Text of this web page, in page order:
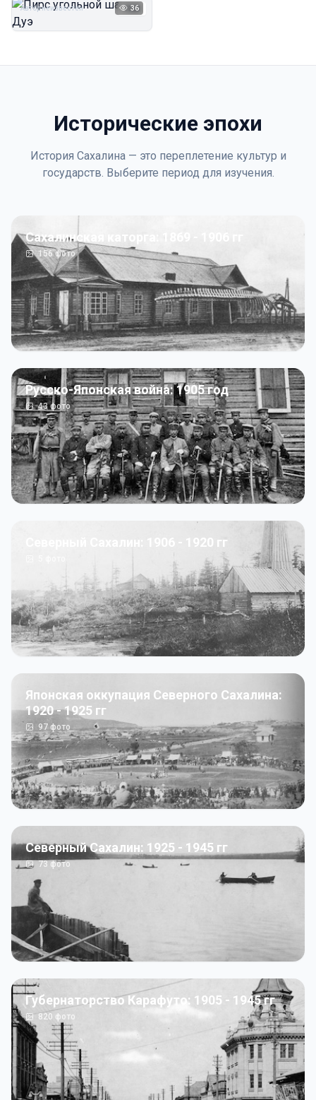
1923
Автор неизвестен 36
Исторические эпохи
История Сахалина — это переплетение культур и
государств. Выберите период для изучения.
Сахалинская каторга: 1869 - 1906 гг
156фото
Русско-Японская война: 1905 год
43фото
Северный Сахалин: 1906 - 1920 гг
Японская оккупация Северного Сахалина:
1920 - 1925 гг
97 фото
Северный Сахалин: 1925 - 1945 гг
73фото
Губернаторство Карафуто: 1905 - 1945 гг
820 фото